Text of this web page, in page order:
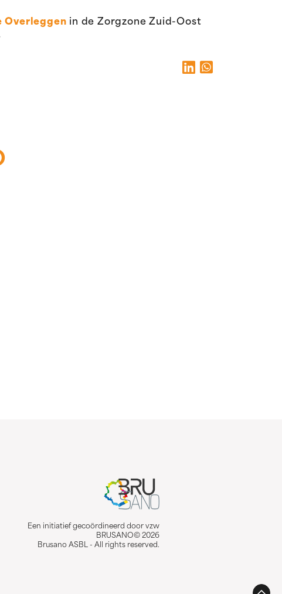
Overleggen in de Zorgzone Zuid-Oost
Een initiatief gecoördineerd door vzw
BRUSANO© 2026
Brusano ASBL - All rights reserved.